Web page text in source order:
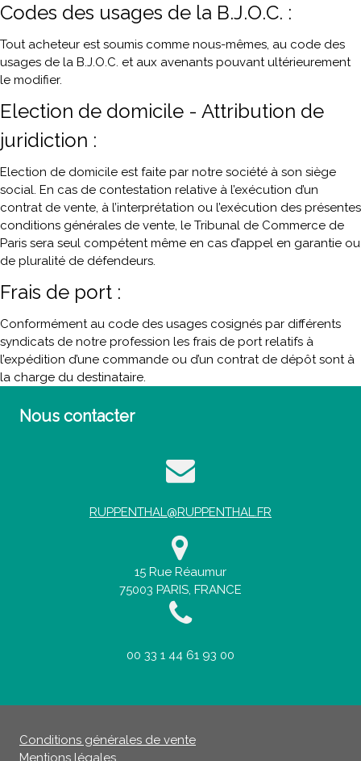
Codes des usages de la B.J.O.C. :
Tout acheteur est soumis comme nous-mêmes, au code des
usages de la B.J.O.C. et aux avenants pouvant ultérieurement
le modifier.
Election de domicile - Attribution de
juridiction :
Election de domicile est faite par notre société à son siège
social. En cas de contestation relative à l’exécution d’un
contrat de vente, à l’interprétation ou l’exécution des présentes
conditions générales de vente, le Tribunal de Commerce de
Paris sera seul compétent même en cas d’appel en garantie ou
de pluralité de défendeurs.
Frais de port :
Conformément au code des usages cosignés par différents
syndicats de notre profession les frais de port relatifs à
l’expédition d’une commande ou d’un contrat de dépôt sont à
la charge du destinataire.
Nous contacter
RUPPENTHAL@RUPPENTHAL.FR
15 Rue Réaumur
75003 PARIS, FRANCE
00 33 1 44 61 93 00
Conditions générales de vente
Mentions légales